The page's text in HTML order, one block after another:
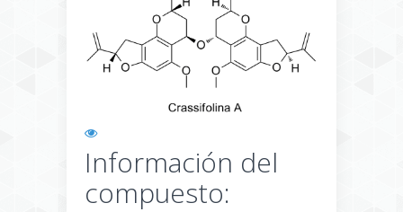
Información del
compuesto: